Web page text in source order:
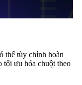
thể tùy chỉnh hoàn
tối ưu hóa chuột theo